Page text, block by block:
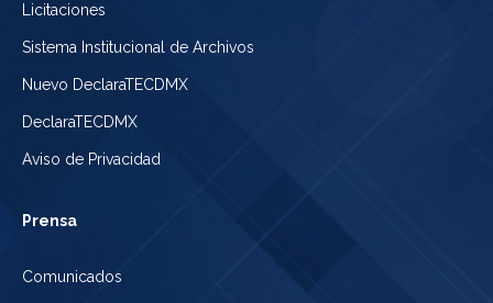
Licitaciones
Sistema Institucional de Archivos
Nuevo DeclaraTECDMX
DeclaraTECDMX
Aviso de Privacidad
Prensa
Comunicados